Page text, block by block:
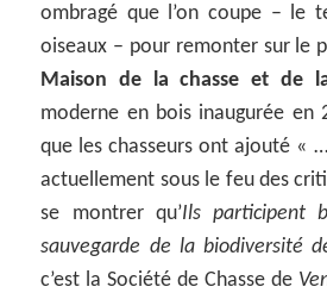
ombragé que l’on coupe – le
oiseaux – pour remonter sur le
Maison de la chasse et de
moderne en bois inaugurée en
que les chasseurs ont ajouté «
actuellement sous le feu des
se montrer qu’Ils participent
sauvegarde de la biodiversité
c’est la Société de Chasse de